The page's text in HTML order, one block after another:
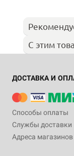
С этим
ДОСТАВКА И
Способы оплаты
Службы доставки
Адреса магазинов